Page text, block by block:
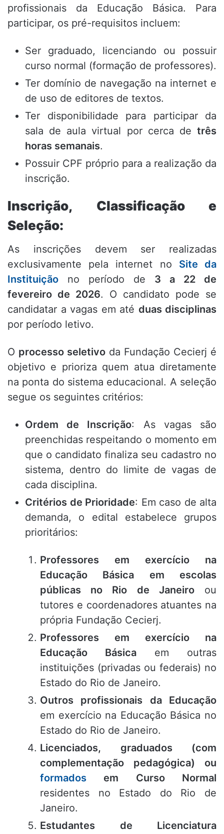
profissionais da Educação Básica. Para
participar, os pré-requisitos incluem:
Ser graduado, licenciando ou possuir
curso normal (formação de professores).
Ter domínio de navegação na internet e
de uso de editores de textos.
Ter disponibilidade para participar da
sala de aula virtual por cerca de três
horas semanais.
Possuir CPF próprio para a realização da
inscrição.
Inscrição, Classificação e
Seleção:
As inscrições devem ser realizadas
exclusivamente pela internet no Site da
Instituição no período de 3 a 22 de
fevereiro de 2026. O candidato pode se
candidatar a vagas em até duas disciplinas
por período letivo.
O processo seletivo da Fundação Cecierj é
objetivo e prioriza quem atua diretamente
na ponta do sistema educacional. A seleção
segue os seguintes critérios:
Ordem de Inscrição: As vagas são
preenchidas respeitando o momento em
que o candidato finaliza seu cadastro no
sistema, dentro do limite de vagas de
cada disciplina.
Critérios de Prioridade: Em caso de alta
demanda, o edital estabelece grupos
prioritários:
Professores em exercício na
Educação Básica em escolas
públicas no Rio de Janeiroou
tutores e coordenadores atuantes na
própria Fundação Cecierj.
Professores em exercício na
Educação Básica em outras
instituições (privadas ou federais) no
Estado do Rio de Janeiro.
Outros profissionais da Educação
em exercício na Educação Básica no
Estado do Rio de Janeiro.
Licenciados, graduados (com
complementação pedagógica) ou
formados em Curso Normal
residentes no Estado do Rio de
Janeiro.
Estudantes de Licenciatura